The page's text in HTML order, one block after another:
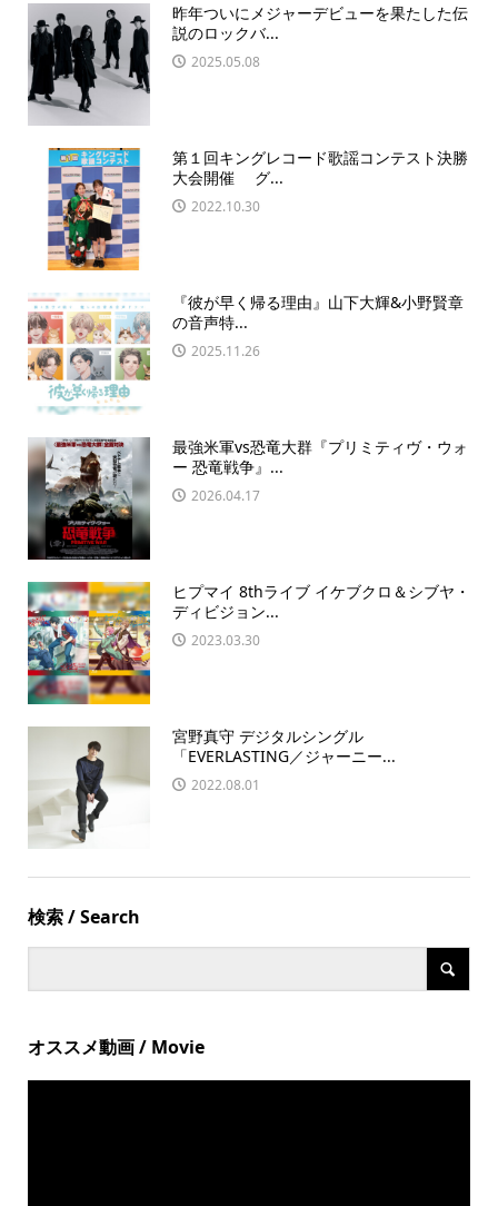
昨年ついにメジャーデビューを果たした伝
説のロックバ...
2025.05.08
第１回キングレコード歌謡コンテスト決勝
大会開催 グ...
2022.10.30
『彼が早く帰る理由』山下大輝&小野賢章
の音声特...
2025.11.26
最強米軍vs恐竜大群『プリミティヴ・ウォ
ー 恐竜戦争』...
2026.04.17
ヒプマイ 8thライブ イケブクロ＆シブヤ・
ディビジョン...
2023.03.30
宮野真守 デジタルシングル
「EVERLASTING／ジャーニー...
2022.08.01
検索 / Search
オススメ動画 / Movie